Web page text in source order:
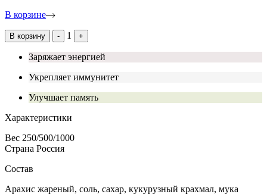
В корзине
В корзину - 1 +
Заряжает энергией
Укрепляет иммунитет
Улучшает память
Характеристики
Вес 250/500/1000
Страна Россия
Состав
Арахис жареный, соль, сахар, кукурузный крахмал, мука